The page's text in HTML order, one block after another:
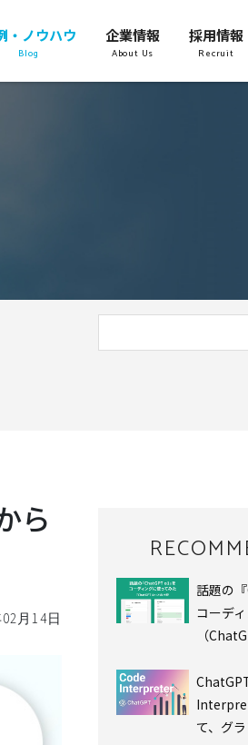
・ノウハウ
Blog
企業情報
About Us
採用情報
Recruit
ら
月14日
話題の
コーデ
（
て、グ